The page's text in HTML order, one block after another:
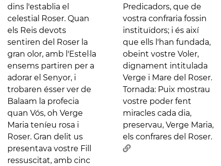
dins l'establia el
celestial Roser. Quan
els Reis devots
sentiren del Roser la
gran olor, amb l'Estel·la
ensems partiren per a
adorar el Senyor, i
trobaren ésser ver de
Balaam la profecia
quan Vós, oh Verge
Maria teníeu rosa i
Roser. Gran delit us
presentava vostre Fill
ressuscitat, amb cinc
Predicadors, que de
vostra confraria fossin
instituïdors; i és així
que ells l'han fundada,
obeint vostre Voler,
dignament intitulada
Verge i Mare del Roser.
Tornada: Puix mostrau
vostre poder fent
miracles cada dia,
preservau, Verge Maria,
els confrares del Roser.